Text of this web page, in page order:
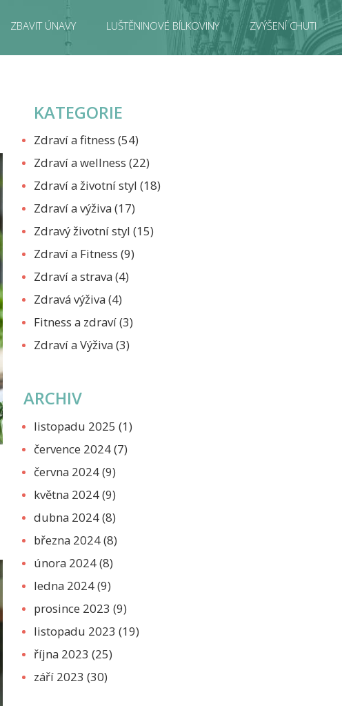
ZBAVIT ÚNAVY LUŠTĚNINOVÉ BÍLKOVINY ZVÝŠENÍ CHUTI
KATEGORIE
Zdraví a fitness (54)
Zdraví a wellness (22)
Zdraví a životní styl (18)
Zdraví a výživa (17)
Zdravý životní styl (15)
Zdraví a Fitness (9)
Zdraví a strava (4)
Zdravá výživa (4)
Fitness a zdraví(3)
Zdraví a Výživa (3)
ARCHIV
listopadu 2025 (1)
července 2024(7)
června 2024(9)
května 2024(9)
dubna 2024(8)
března 2024(8)
února 2024(8)
ledna 2024(9)
prosince 2023 (9)
listopadu 2023 (19)
října 2023 (25)
září 2023 (30)